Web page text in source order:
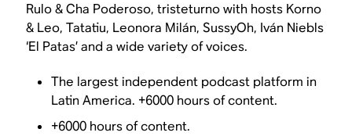
Rulo & Cha Poderoso, tristeturno with hosts Korno
& Leo, Tatatiu, Leonora Milán, SussyOh, Iván Niebls
‘El Patas’ and a wide variety of voices.
The largest independent podcast platform in
Latin America. +6000 hours of content.
+6000 hours of content.